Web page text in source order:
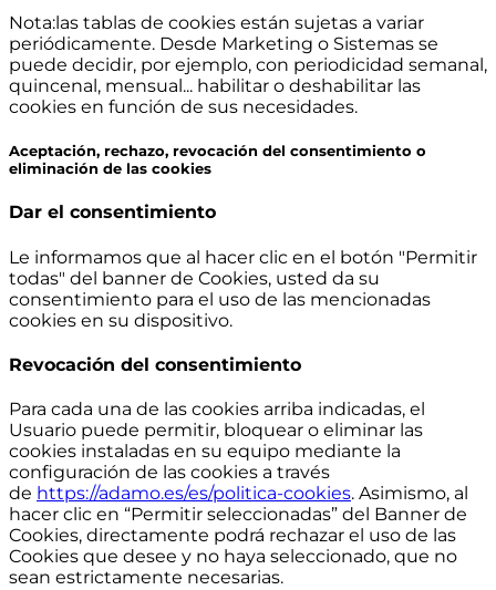
Nota:las tablas de cookies están sujetas a variar
periódicamente. Desde Marketing o Sistemas se
puede decidir, por ejemplo, con periodicidad semanal,
quincenal, mensual... habilitar o deshabilitar las
cookies en función de sus necesidades.
Aceptación, rechazo, revocación del consentimiento o
eliminación de las cookies
Dar el consentimiento
Le informamos que al hacer clic en el botón "Permitir
todas" del banner de Cookies, usted da su
consentimiento para el uso de las mencionadas
cookies en su dispositivo.
Revocación del consentimiento
Para cada una de las cookies arriba indicadas, el
Usuario puede permitir, bloquear o eliminar las
cookies instaladas en su equipo mediante la
configuración de las cookies a través
de https://adamo.es/es/politica-cookies. Asimismo, al
hacer clic en “Permitir seleccionadas” del Banner de
Cookies, directamente podrá rechazar el uso de las
Cookies que desee y no haya seleccionado, que no
sean estrictamente necesarias.